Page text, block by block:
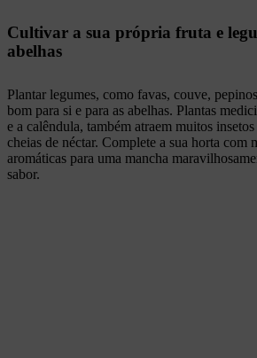
Cultivar a sua própria fruta e
abelhas
Plantar legumes, como favas, couve,
bom para si e para as abelhas. Plantas
e a calêndula, também atraem muitos
cheias de néctar. Complete a sua horta com
aromáticas para uma mancha
sabor.